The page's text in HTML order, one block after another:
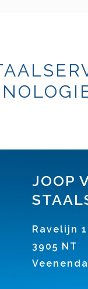
JOOP
Ravelijn 1
3905 NT